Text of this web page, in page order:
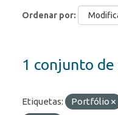
Ordenar por
1 conjunto
Etiquetas: Portfólio